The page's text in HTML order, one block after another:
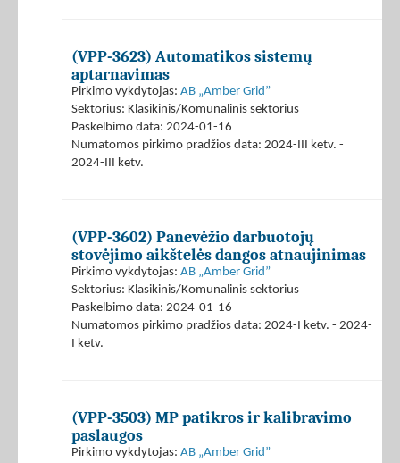
(VPP-3623) Automatikos sistemų
aptarnavimas
Pirkimo vykdytojas: AB „Amber Grid”
Sektorius: Klasikinis/Komunalinis sektorius
Paskelbimo data: 2024-01-16
Numatomos pirkimo pradžios data: 2024-III ketv. -
2024-III ketv.
(VPP-3602) Panevėžio darbuotojų
stovėjimo aikštelės dangos atnaujinimas
Pirkimo vykdytojas: AB „Amber Grid”
Sektorius: Klasikinis/Komunalinis sektorius
Paskelbimo data: 2024-01-16
Numatomos pirkimo pradžios data: 2024-I ketv. - 2024-
I ketv.
(VPP-3503) MP patikros ir kalibravimo
paslaugos
Pirkimo vykdytojas: AB „Amber Grid”